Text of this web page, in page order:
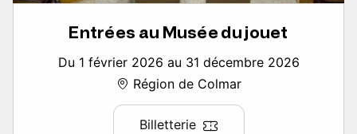
Entrées au Musée du jouet
Du 1 février 2026 au 31 décembre 2026
Région de Colmar
Billetterie